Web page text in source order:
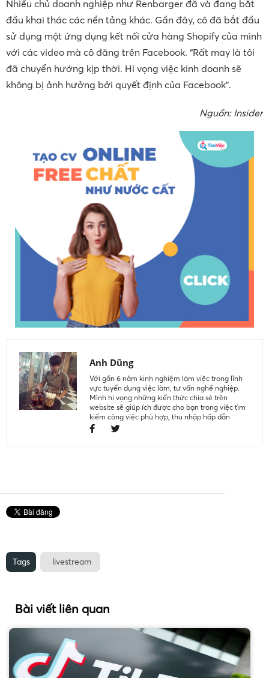
Nhiều chủ doanh nghiệp như Renbarger đã và đang bắt
đầu khai thác các nền tảng khác. Gần đây, cô đã bắt đầu
sử dụng một ứng dụng kết nối cửa hàng Shopify của mình
với các video mà cô đăng trên Facebook. “Rất may là tôi
đã chuyển hướng kịp thời. Hi vọng việc kinh doanh sẽ
không bị ảnh hưởng bởi quyết định của Facebook”.
Nguồn: Insider
Anh Dũng
Với gần 6 năm kinh nghiệm làm việc trong lĩnh
vực tuyển dụng việc làm, tư vấn nghề nghiệp.
Mình hi vọng những kiến thức chia sẻ trên
website sẽ giúp ích được cho bạn trong việc tìm
kiếm công việc phù hợp, thu nhập hấp dẫn
Tags livestream
Bài viết liên quan